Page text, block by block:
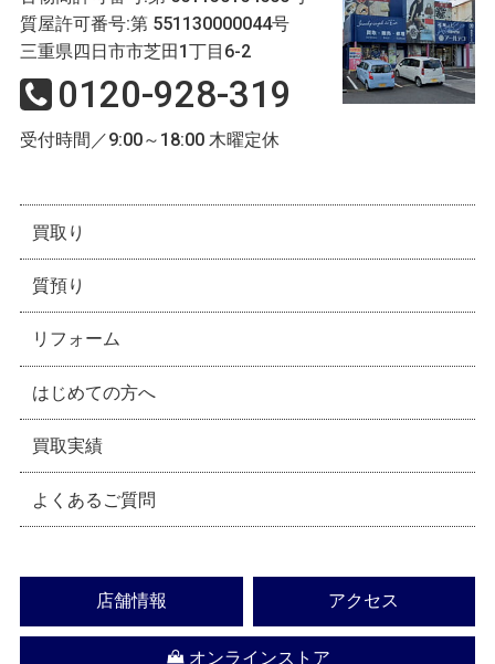
質屋許可番号:第 551130000044号
三重県四日市市芝田1丁目6-2
0120-928-319
受付時間／9:00～18:00 木曜定休
買取り
質預り
リフォーム
はじめての方へ
買取実績
よくあるご質問
店舗情報 アクセス
オンラインストア